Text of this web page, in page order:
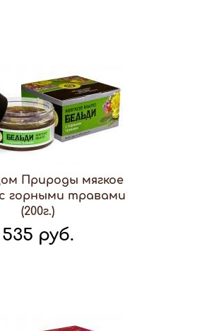
Природы мягкое
горными травами
(200г.)
535 руб.